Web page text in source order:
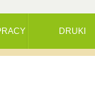
DRUKI